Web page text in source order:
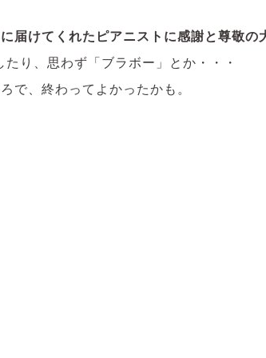
届けてくれたピアニストに感謝と尊敬の
り、思わず「ブラボー」とか・・・
で、終わってよかったかも。